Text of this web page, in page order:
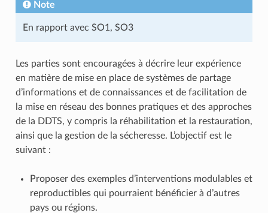
Note
En rapport avec SO1, SO3
Les parties sont encouragées à décrire leur expérience
en matière de mise en place de systèmes de partage
d’informations et de connaissances et de facilitation de
la mise en réseau des bonnes pratiques et des approches
de la DDTS, y compris la réhabilitation et la restauration,
ainsi que la gestion de la sécheresse. L’objectif est le
suivant :
Proposer des exemples d’interventions modulables et
reproductibles qui pourraient bénéficier à d’autres
pays ou régions.